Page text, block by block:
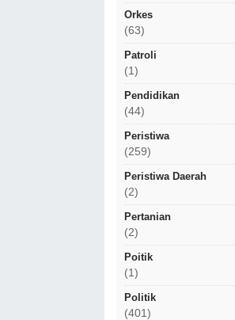
Orkes
(63)
Patroli
(1)
Pendidikan
(44)
Peristiwa
(259)
Peristiwa Daerah
(2)
Pertanian
(2)
Poitik
(1)
Politik
(401)